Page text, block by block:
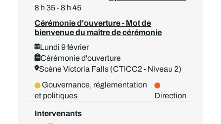
8 h 35 - 8 h 45
Cérémonie d'ouverture - Mot de
bienvenue du maître de cérémonie
Lundi 9 février
Cérémonie d'ouverture
Scène Victoria Falls (CTICC2 - Niveau 2)
Gouvernance, réglementation
et politiques
Direction
Intervenants